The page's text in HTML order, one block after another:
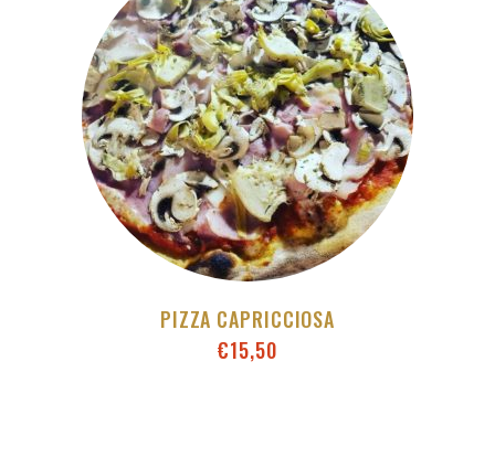
PIZZA CAPRICCIOSA
€15,50